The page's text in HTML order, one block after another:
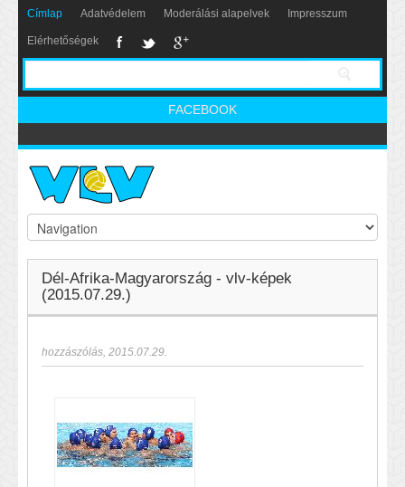
Címlap Adatvédelem Moderálási alapelvek Impresszum
Elérhetőségek
FACEBOOK
Dél-Afrika-Magyarország - vlv-képek
(2015.07.29.)
hozzászólás, 2015.07.29.